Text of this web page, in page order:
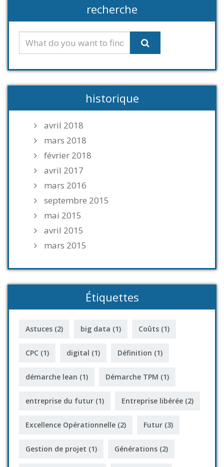
recherche
historique
avril 2018
mars 2018
février 2018
avril 2017
mars 2016
septembre 2015
mai 2015
avril 2015
mars 2015
Étiquettes
Astuces (2) big data (1) Coûts (1)
CPC (1) digital (1) Définition (1)
démarche lean (1) Démarche TPM (1)
entreprise du futur (1) Entreprise libérée (2)
Excellence Opérationnelle (2) Futur (3)
Gestion de projet (1) Générations (2)